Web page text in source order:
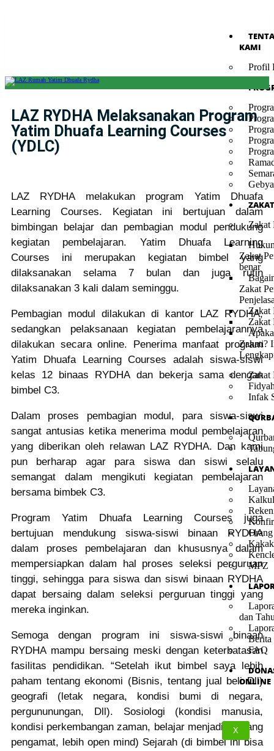
KAMI
Profil
ZAKAT
Zakat
Zakat
benar
Zakat
Zakat
Zakat
Zakati?
Zakat
Infak
MPZ
dan
Berita
FAQ
ONLINE
X
LAZ RYDHA Melaksanakan Program
Yatim Dhuafa Learning Courses
(YDLC)
LAZ RYDHA melakukan program Yatim Dhuafa
Learning Courses. Kegiatan ini bertujuan dalam
bimbingan belajar dan pembagian modul pendukung
kegiatan pembelajaran. Yatim Dhuafa Learning
Courses ini merupakan kegiatan bimbel yang
dilaksanakan selama 7 bulan dan juga rutin
dilaksanakan 3 kali dalam seminggu.
Pembagian modul dilakukan di kantor LAZ RYDHA,
sedangkan pelaksanaan kegiatan pembelajarannya
dilakukan secara online. Penerima manfaat program
Yatim Dhuafa Learning Courses adalah siswa-siswi
kelas 12 binaas RYDHA dan bekerja sama dengan
bimbel C3.
Dalam proses pembagian modul, para siswa-siswi
sangat antusias ketika menerima modul pembelajaran
yang diberikan oleh relawan LAZ RYDHA. Dan kami
pun berharap agar para siswa dan siswi selalu
semangat dalam mengikuti kegiatan pembelajaran
bersama bimbek C3.
Program Yatim Dhuafa Learning Courses juga
bertujuan mendukung siswa-siswi binaan RYDHA
dalam proses pembelajaran dan khususnya dalam
mempersiapkan dalam hal proses seleksi perguruan
tinggi, sehingga para siswa dan siswi binaan RYDHA
dapat bersaing dalam seleksi perguruan tinggi yang
mereka inginkan.
Semoga dengan program ini siswa-siswi binaan
RYDHA mampu bersaing meski dengan keterbatasan
fasilitas pendidikan. “Setelah ikut bimbel saya lebih
paham tentang ekonomi (Bisnis, tentang jual beli Dll)
geografi (letak negara, kondisi bumi di negara,
pergununungan, Dll). Sosiologi (kondisi manusia,
kondisi perkembangan zaman, belajar menjadi seorang
pengamat, lebih open mind) Sejarah (di bimbel ini bisa